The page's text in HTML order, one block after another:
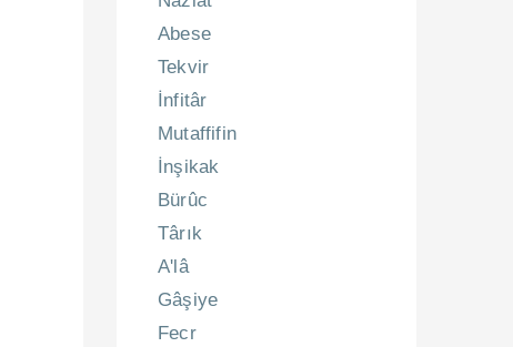
Abese
Tekvir
İnfitâr
Mutaffifin
İnşikak
Bürûc
Târık
A'lâ
Gâşiye
Fecr